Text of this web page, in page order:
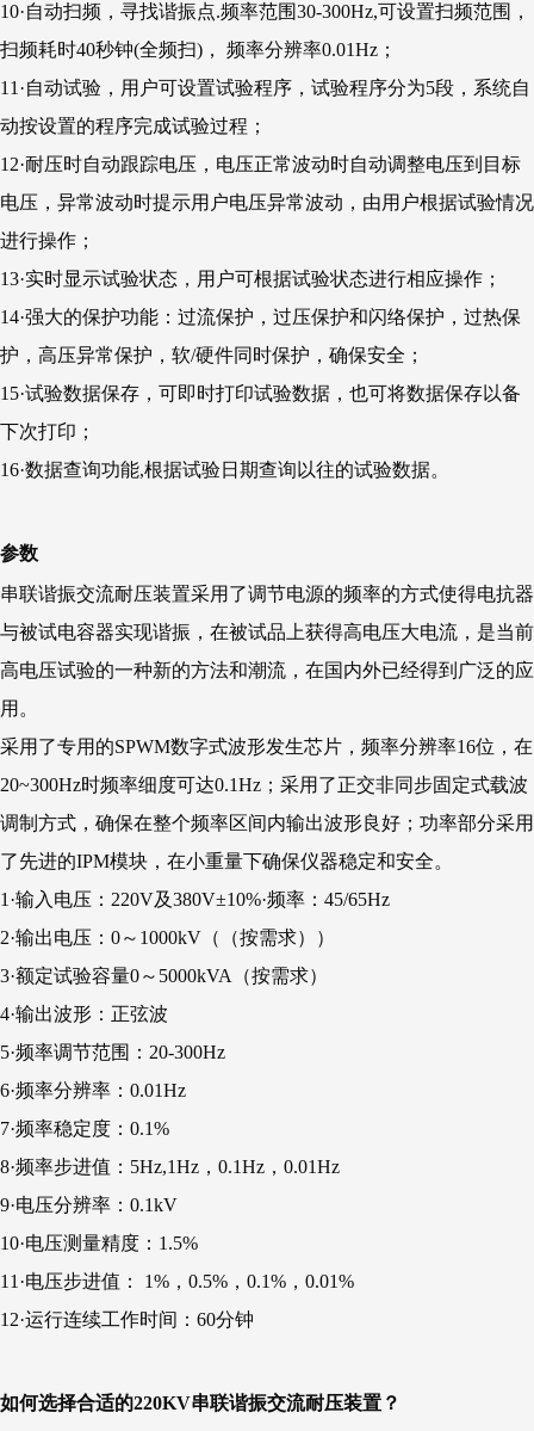
10·自动扫频，寻找谐振点.频率范围30-300Hz,可设置扫频范围，
扫频耗时40秒钟(全频扫)， 频率分辨率0.01Hz；
11·自动试验，用户可设置试验程序，试验程序分为5段，系统自
动按设置的程序完成试验过程；
12·耐压时自动跟踪电压，电压正常波动时自动调整电压到目标
电压，异常波动时提示用户电压异常波动，由用户根据试验情况
进行操作；
13·实时显示试验状态，用户可根据试验状态进行相应操作；
14·强大的保护功能：过流保护，过压保护和闪络保护，过热保
护，高压异常保护，软/硬件同时保护，确保安全；
15·试验数据保存，可即时打印试验数据，也可将数据保存以备
下次打印；
16·数据查询功能,根据试验日期查询以往的试验数据。
参数
串联谐振交流耐压装置采用了调节电源的频率的方式使得电抗器
与被试电容器实现谐振，在被试品上获得高电压大电流，是当前
高电压试验的一种新的方法和潮流，在国内外已经得到广泛的应
用。
采用了专用的SPWM数字式波形发生芯片，频率分辨率16位，在
20~300Hz时频率细度可达0.1Hz；采用了正交非同步固定式载波
调制方式，确保在整个频率区间内输出波形良好；功率部分采用
了先进的IPM模块，在小重量下确保仪器稳定和安全。
1·输入电压：220V及380V±10%·频率：45/65Hz
2·输出电压：0～1000kV（（按需求））
3·额定试验容量0～5000kVA（按需求）
4·输出波形：正弦波
5·频率调节范围：20-300Hz
6·频率分辨率：0.01Hz
7·频率稳定度：0.1%
8·频率步进值：5Hz,1Hz，0.1Hz，0.01Hz
9·电压分辨率：0.1kV
10·电压测量精度：1.5%
11·电压步进值： 1%，0.5%，0.1%，0.01%
12·运行连续工作时间：60分钟
如何选择合适的220KV串联谐振交流耐压装置？